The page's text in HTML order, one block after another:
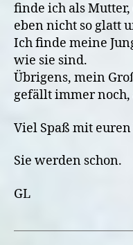
finde ich als
eben nicht so glatt
Ich finde meine
wie sie sind.
Übrigens, mein
gefällt immer noch,
Viel Spaß mit
Sie werden schon.
GL